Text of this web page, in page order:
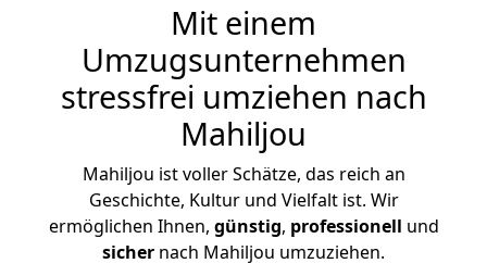
Mit einem
Umzugsunternehmen
stressfrei umziehen nach
Mahiljou
Mahiljou ist voller Schätze, das reich an
Geschichte, Kultur und Vielfalt ist. Wir
ermöglichen Ihnen, günstig, professionell und
sicher nach Mahiljou umzuziehen.